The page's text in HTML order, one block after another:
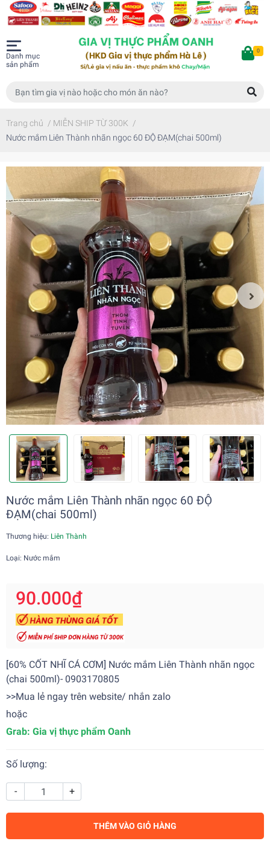
Danh mục
sản phẩm
0
Trang chủ / MIỄN SHIP TỪ 300K /
Nước mắm Liên Thành nhãn ngọc 60 ĐỘ ĐẠM(chai 500ml)
Nước mắm Liên Thành nhãn ngọc 60 ĐỘ
ĐẠM(chai 500ml)
Thương hiệu: Liên Thành
Loại: Nước mắm
90.000₫
[60% CỐT NHĨ CÁ CƠM] Nước mắm Liên Thành nhãn ngọc
(chai 500ml)- 0903170805
>>Mua lẻ ngay trên website/ nhắn zalo
hoặc
Grab: Gia vị thực phẩm Oanh
Số lượng:
- +
THÊM VÀO GIỎ HÀNG